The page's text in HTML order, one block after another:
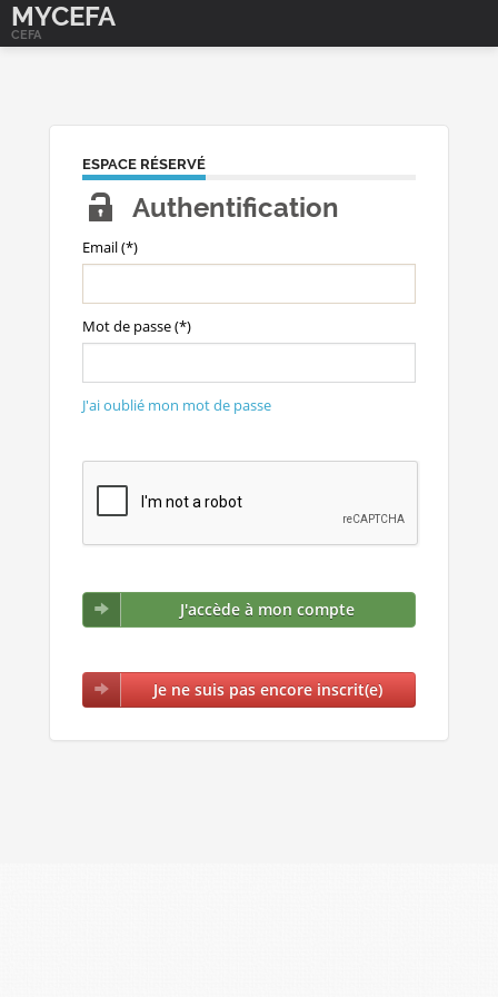
MYCEFA
CEFA
ESPACE RÉSERVÉ
Authentification
Email (*)
Mot de passe (*)
J'ai oublié mon mot de passe
J'accède à mon compte
Je ne suis pas encore inscrit(e)